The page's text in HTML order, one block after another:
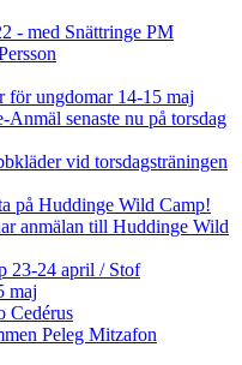
- med Snättringe PM
för ungdomar 14-15 maj
Anmäl senaste nu på torsdag
vid torsdagsträningen
på Huddinge Wild Camp!
anmälan till Huddinge Wild
23-24 april / Stof
maj
Cedérus
Peleg Mitzafon